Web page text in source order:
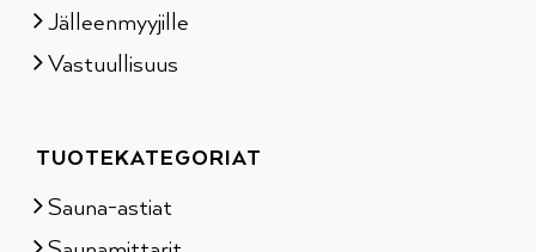
Jälleenmyyjille
Vastuullisuus
TUOTEKATEGORIAT
Sauna-astiat